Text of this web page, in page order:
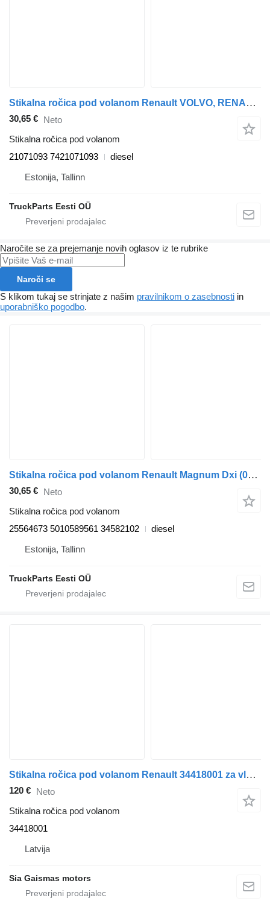
Stikalna ročica pod volanom Renault VOLVO, RENAULT FL II (01.13-) 21071093 za vlačilec Volvo FL, FE (2013-)
30,65 € Neto
Stikalna ročica pod volanom
21071093 7421071093
diesel
Estonija, Tallinn
TruckParts Eesti OÜ
Naročite se za prejemanje novih oglasov iz te rubrike
Naroči se
S klikom tukaj se strinjate z našim pravilnikom o zasebnosti in
uporabniško pogodbo.
Stikalna ročica pod volanom Renault Magnum Dxi (01.05-12.13) 25564673 za vlačilec Renault Magnum (1990-2014)
30,65 € Neto
Stikalna ročica pod volanom
25564673 5010589561 34582102
diesel
Estonija, Tallinn
TruckParts Eesti OÜ
Stikalna ročica pod volanom Renault 34418001 za vlačilec
120 € Neto
Stikalna ročica pod volanom
34418001
Latvija
Sia Gaismas motors